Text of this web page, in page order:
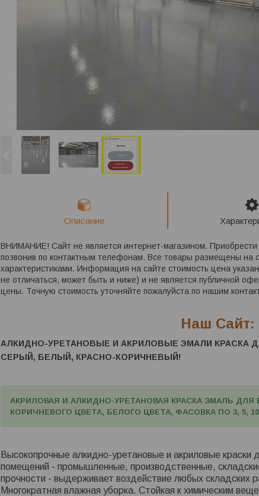
Описание
ВНИМАНИЕ! Сайт не является интернет-магазином. Приобрести
позвонив по контактным телефонам. Все товары размещены на
характеристиками. Информация на сайте стоимость цена
не отличаться, может быть и ниже) и не является публичной
цены. Точную стоимость уточняйте пожалуйста по нашим
Наш Сайт:
АЛКИДНО-УРЕТАНОВЫЕ И АКРИЛОВЫЕ ЭМАЛИ КРАСКА
СЕРЫЙ, БЕЛЫЙ, КРАСНО-КОРИЧНЕВЫЙ!
АКРИЛОВАЯ И АЛКИДНО-УРЕТАНОВАЯ КРАСКА ЭМАЛЬ
КОРИЧНЕВОГО ЦВЕТА, БЕЛОГО ЦВЕТА, ФАСОВКА ПО 3, 5, 10,
Высокопрочные алкидно-уретановые и акриловые
помещений - промышленные, производственные,
прочности - выдерживает воздействие любых складских
Многократная влажная уборка. Стойкая к химическим